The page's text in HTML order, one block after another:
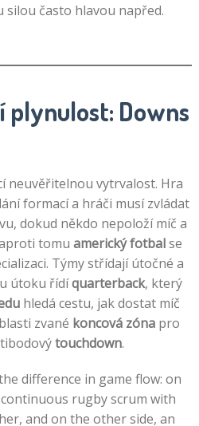
často hlavou napřed.
plynulost: Downs
neuvěřitelnou vytrvalost. Hra
formací a hráči musí zvládat
dokud někdo nepoloží míč a
tomu americký fotbalse
Týmy střídají útočné a
útoku řídíquarterback, který
hledá cestu, jak dostat míč
zvané koncová zóna pro
touchdown.